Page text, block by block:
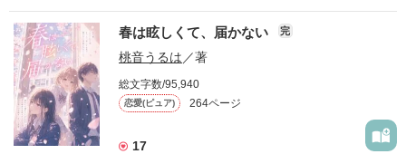
『　小 鞠 の 全 部 、 俺 に ち ょ う だ い　』
「何逃げてんだよ。ちゃんと俺の目見ろ」
──私にだけ、甘くて強引で
このまま文庫になっていません。
原盤とは違う文庫本ならではストーリーを楽しんでいただけた
ら嬉しいです。
「こんなに独占欲さらけ出してんだから、
いい加減気づいてくれてもいんじゃない？」
そんな幼なじみと期間限定で
同居することになりまして……
口移しで食べさせてあげるっ！」
「……だから。
お前の脳内は一体どうなってんだ」
「好きなの！朝日のことが！」
春は眩しくて、届かない 完
桃音うるは ／著
総文字数/95,940
恋愛(ピュア) 264ページ
17